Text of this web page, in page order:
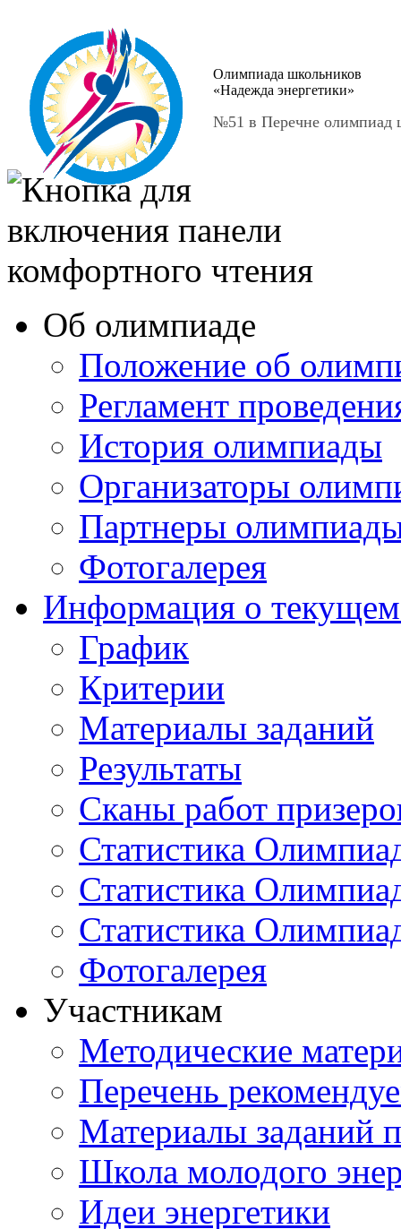
Олимпиада школьников
«Надежда энергетики»
№51 в Перечне олимпиад
Об олимпиаде
Положение об
Регламент
История олимпиады
Организаторы
Партнеры
Фотогалерея
Информация о текущем
График
Критерии
Материалы заданий
Результаты
Сканы работ
Статистика
Статистика
Статистика
Фотогалерея
Участникам
Методические
Перечень
Материалы заданий
Школа молодого
Идеи энергетики